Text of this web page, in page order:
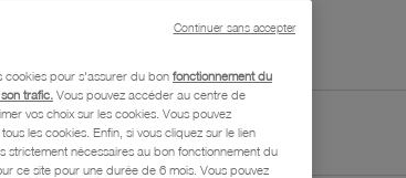
détaillées
cookies pour s'assurer du bon fonctionnement du
trafic. Vous pouvez accéder au centre de
vos choix sur les cookies. Vous pouvez
les cookies. Enfin, si vous cliquez sur le lien
nécessaires au bon fonctionnement du
ce site pour une durée de 6 mois. Vous pouvez
Continuer sans accepter